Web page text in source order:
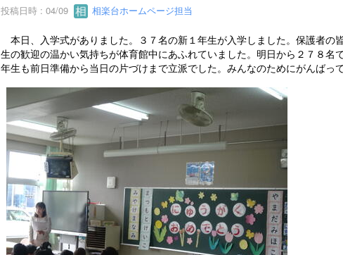
投稿日時 : 04/09 相楽台ホームページ担当
本日、入学式がありました。３７名の新１年生が入学しました。保護者の
生の歓迎の温かい気持ちが体育館中にあふれていました。明日から２７８名
年生も前日準備から当日の片づけまで立派でした。みんなのためにがんばっ